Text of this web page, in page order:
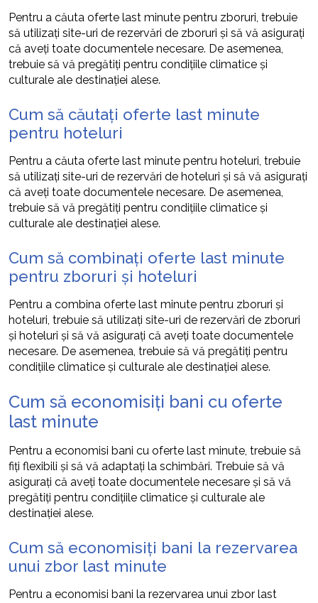
Pentru a căuta oferte last minute pentru zboruri, trebuie
să utilizați site-uri de rezervări de zboruri și să vă asigurați
că aveți toate documentele necesare. De asemenea,
trebuie să vă pregătiți pentru condițiile climatice și
culturale ale destinației alese.
Cum să căutați oferte last minute
pentru hoteluri
Pentru a căuta oferte last minute pentru hoteluri, trebuie
să utilizați site-uri de rezervări de hoteluri și să vă asigurați
că aveți toate documentele necesare. De asemenea,
trebuie să vă pregătiți pentru condițiile climatice și
culturale ale destinației alese.
Cum să combinați oferte last minute
pentru zboruri și hoteluri
Pentru a combina oferte last minute pentru zboruri și
hoteluri, trebuie să utilizați site-uri de rezervări de zboruri
și hoteluri și să vă asigurați că aveți toate documentele
necesare. De asemenea, trebuie să vă pregătiți pentru
condițiile climatice și culturale ale destinației alese.
Cum să economisiți bani cu oferte
last minute
Pentru a economisi bani cu oferte last minute, trebuie să
fiți flexibili și să vă adaptați la schimbări. Trebuie să vă
asigurați că aveți toate documentele necesare și să vă
pregătiți pentru condițiile climatice și culturale ale
destinației alese.
Cum să economisiți bani la rezervarea
unui zbor last minute
Pentru a economisi bani la rezervarea unui zbor last